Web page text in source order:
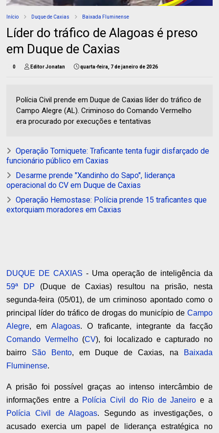
Início Duque de Caxias Baixada Fluminense
Líder do tráfico de Alagoas é preso
em Duque de Caxias
0 Editor Jonatan quarta-feira, 7 de janeiro de 2026
Polícia Civil prende em Duque de Caxias líder do tráfico de
Campo Alegre (AL). Criminoso do Comando Vermelho
era procurado por execuções e tentativas
Operação Torniquete: Traficante tenta fugir disfarçado de
funcionário público em Caxias
Desarme prende "Xandinho do Sapo", liderança
operacional do CV em Duque de Caxias
Operação Hemostase: Polícia prende 15 traficantes que
extorquiam moradores em Caxias
DUQUE DE CAXIAS - Uma operação de inteligência da
59ª DP (Duque de Caxias) resultou na prisão, nesta
segunda-feira (05/01), de um criminoso apontado como o
principal líder do tráfico de drogas do município de Campo
Alegre, emAlagoas. O traficante, integrante da facção
Comando Vermelho(CV), foi localizado e capturado no
bairro São Bento, em Duque de Caxias, na
Baixada
Fluminense.
A prisão foi possível graças ao intenso intercâmbio de
informações entre a Polícia Civil do Rio de Janeiro e a
Polícia Civil de Alagoas. Segundo as investigações, o
acusado exercia um papel de liderança estratégica no